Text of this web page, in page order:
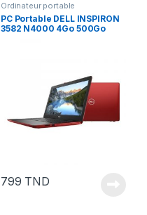
Ordinateur portable
PC Portable DELL INSPIRON
3582 N4000 4Go 500Go
799 TND